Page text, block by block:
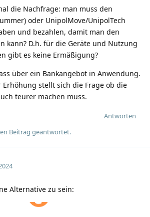
die Nachfrage: man muss den
oder UnipolMove/UnipolTech
und bezahlen, damit man den
kann? D.h. für die Geräte und Nutzung
gibt es keine Ermäßigung?
über ein Bankangebot in Anwendung.
stellt sich die Frage ob die
teurer machen muss.
Antworten
Beitrag geantwortet.
Alternative zu sein: